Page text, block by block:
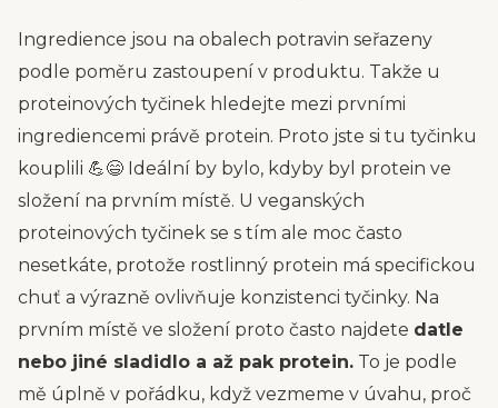
Ingredience jsou na obalech potravin seřazeny
podle poměru zastoupení v produktu. Takže u
proteinových tyčinek hledejte mezi prvními
ingrediencemi právě protein. Proto jste si tu tyčinku
kouplili 💪😄 Ideální by bylo, kdyby byl protein ve
složení na prvním místě. U veganských
proteinových tyčinek se s tím ale moc často
nesetkáte, protože rostlinný protein má specifickou
chuť a výrazně ovlivňuje konzistenci tyčinky. Na
prvním místě ve složení proto často najdete datle
nebo jiné sladidlo a až pak protein. To je podle
mě úplně v pořádku, když vezmeme v úvahu, proč